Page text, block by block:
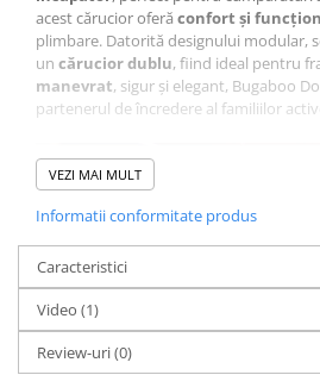
acest cărucior oferă confort și
plimbare. Datorită designului modular,
un cărucior dublu, fiind ideal pentru
manevrat, sigur și elegant, Bugaboo
partenerul de încredere al familiilor
VEZI MAI MULT
Informatii conformitate produs
Caracteristici
Video (1)
Review-uri(0)